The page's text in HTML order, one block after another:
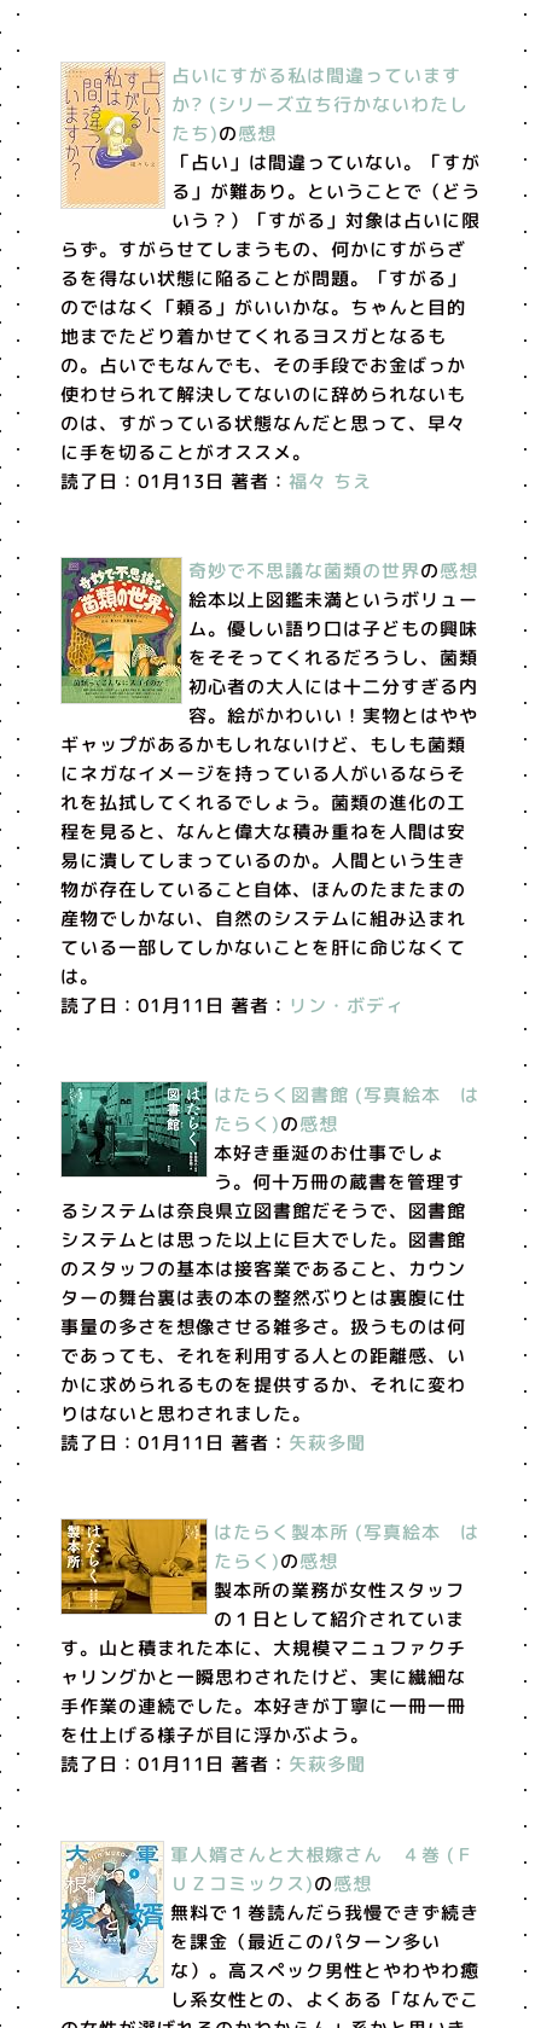
占いにすがる私は間違っています
か? (シリーズ立ち行かないわたし
たち)の感想
「占い」は間違っていない。「すが
る」が難あり。ということで（どう
いう？）「すがる」対象は占いに限
らず。すがらせてしまうもの、何かにすがらざ
るを得ない状態に陥ることが問題。「すがる」
のではなく「頼る」がいいかな。ちゃんと目的
地までたどり着かせてくれるヨスガとなるも
の。占いでもなんでも、その手段でお金ばっか
使わせられて解決してないのに辞められないも
のは、すがっている状態なんだと思って、早々
に手を切ることがオススメ。
読了日：01月13日 著者： 福々 ちえ
奇妙で不思議な菌類の世界の感想
絵本以上図鑑未満というボリュー
ム。優しい語り口は子どもの興味
をそそってくれるだろうし、菌類
初心者の大人には十二分すぎる内
容。絵がかわいい！実物とはやや
ギャップがあるかもしれないけど、もしも菌類
にネガなイメージを持っている人がいるならそ
れを払拭してくれるでしょう。菌類の進化の工
程を見ると、なんと偉大な積み重ねを人間は安
易に潰してしまっているのか。人間という生き
物が存在していること自体、ほんのたまたまの
産物でしかない、自然のシステムに組み込まれ
ている一部してしかないことを肝に命じなくて
は。
読了日：01月11日 著者： リン・ボディ
はたらく図書館 (写真絵本 は
たらく)の感想
本好き垂涎のお仕事でしょ
う。何十万冊の蔵書を管理す
るシステムは奈良県立図書館だそうで、図書館
システムとは思った以上に巨大でした。図書館
のスタッフの基本は接客業であること、カウン
ターの舞台裏は表の本の整然ぶりとは裏腹に仕
事量の多さを想像させる雑多さ。扱うものは何
であっても、それを利用する人との距離感、い
かに求められるものを提供するか、それに変わ
りはないと思わされました。
読了日：01月11日 著者： 矢萩多聞
はたらく製本所 (写真絵本 は
たらく)の感想
製本所の業務が女性スタッフ
の１日として紹介されていま
す。山と積まれた本に、大規模マニュファクチ
ャリングかと一瞬思わされたけど、実に繊細な
手作業の連続でした。本好きが丁寧に一冊一冊
を仕上げる様子が目に浮かぶよう。
読了日：01月11日 著者： 矢萩多聞
軍人婿さんと大根嫁さん ４巻 (Ｆ
ＵＺコミックス)の感想
無料で１巻読んだら我慢できず続き
を課金（最近このパターン多い
な）。高スペック男性とやわやわ癒
し系女性との、よくある「なんでこ